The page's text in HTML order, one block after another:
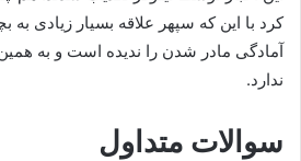
کرد با این که سپهر علاقه بسیار زیادی به
آمادگی مادر شدن را ندیده است و به
ندارد.
سوالات متداول